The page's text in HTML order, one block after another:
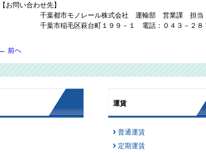
【お問い合わせ先】
千葉都市モノレール株式会社 運輸部 営業課 担当：
千葉市稲毛区萩台町１９９－１ 電話：０４３－２８７
← 前へ
運賃
普通運賃
定期運賃